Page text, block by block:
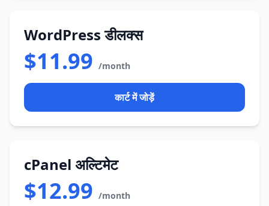
WordPress डीलक्स
$11.99 /month
कार्ट में जोड़ें
cPanel अल्टिमेट
$12.99 /month